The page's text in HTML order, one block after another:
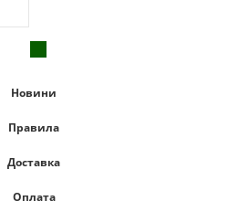
Новини
Правила
Доставка
Оплата